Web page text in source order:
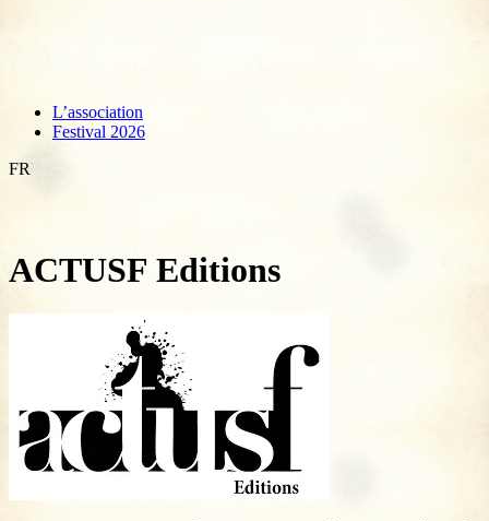
L’association
Festival 2026
FR
ACTUSF Editions